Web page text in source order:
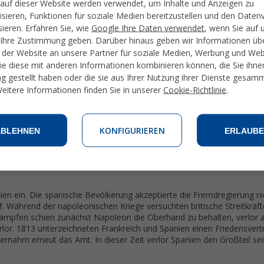
an den Regierungsgeschäften interessiert und seine Frau
Manuel de Godoy die Leitung der Staatsgeschäfte überließ.
französische Revolution und der Hinrichtung des Bourbonen-
durch die Franzosen besetzt und Spanien unterzeichnete den
machte. Durch die Verpflichtung zu Frankreich trat Spanien
Anfang des 18. Jahrhunderts erklärte Spanien Portugal den
die Vormachtstellungen ihrer Kolonien waren in Gefahr und
Die Politik Godoy hetzte die eigene Bevölkerung auf ihn. Er wurde
Ferdinand VII.
als Thronfolger einzusetzen. Napoleon passte dies
über Spanien an sich.
ein. Die spanische Bevölkerung akzeptierte die Fremdregierung
Während der napoleonischen Kriege versuchten britische
schien zunächst Napoleon die Oberhand zu behalten, verlor
1813 unterzeichneten Frankreich und Spanien einen
erneut das Amt. In dieser Zeit verlor Spanien den Großteil
dieser Website werden verwendet, um Inhalte und Anzeigen zu
Funktionen für soziale Medien bereitzustellen und den
Erfahren Sie, wie Google Ihre Daten verwendet, wenn Sie auf
Zustimmung geben. Darüber hinaus geben wir Informationen
Website an unsere Partner für soziale Medien, Werbung und
diese mit anderen Informationen kombinieren können, die Sie
gestellt haben oder die sie aus Ihrer Nutzung ihrer Dienste
Informationen finden Sie in unserer Cookie-Richtlinie.
KONFIGURIEREN